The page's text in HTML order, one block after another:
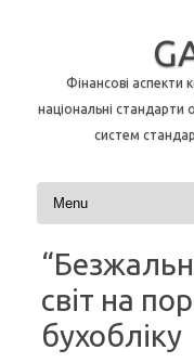
Фінансові аспекти
національні стандарти
систем
Перейти до контенту
світ на
бухобліку